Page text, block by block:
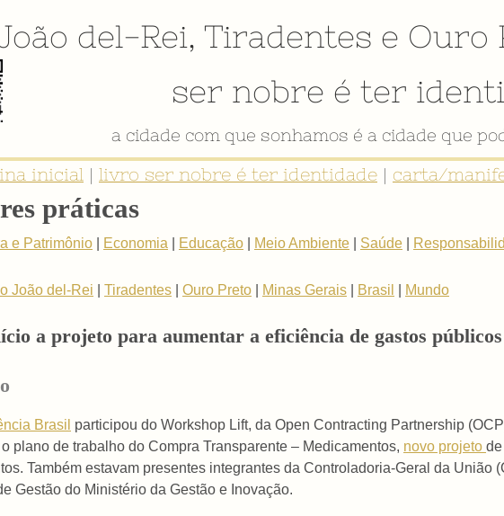
del-Rei, Tiradentes e Ouro
ser nobre é ter
a cidade com que sonhamos é a cidade que
inicial | livro ser nobre é ter identidade | carta/
práticas
e Patrimônio Economia Educação Meio Ambiente Saúde
João del-Rei Tiradentes Ouro Preto Minas Gerais Brasil Mundo
a projeto para aumentar a eficiência de gastos
Brasil participou do Workshop Lift, da Open Contracting Partnership
plano de trabalho do Compra Transparente – Medicamentos, novo projeto
Também estavam presentes integrantes da Controladoria-Geral da União
Gestão do Ministério da Gestão e Inovação.